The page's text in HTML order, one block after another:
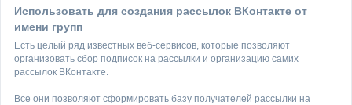
Использовать для создания рассылок ВКонтакте от
имени групп
Есть целый ряд известных веб-сервисов, которые позволяют
организовать сбор подписок на рассылки и организацию самих
рассылок ВКонтакте.
Все они позволяют сформировать базу получателей рассылки на